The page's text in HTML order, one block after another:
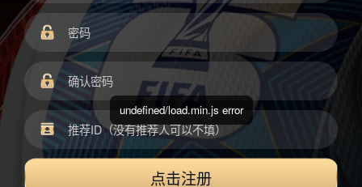
点击注册
undefined/load.min.js error